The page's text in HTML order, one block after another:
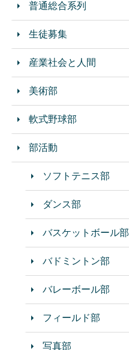
普通総合系列
生徒募集
産業社会と人間
美術部
軟式野球部
部活動
ソフトテニス部
ダンス部
バスケットボール部
バドミントン部
バレーボール部
フィールド部
写真部